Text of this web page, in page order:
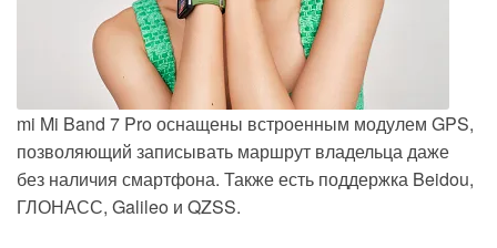
mi Mi Band 7 Pro оснащены встроенным модулем GPS,
позволяющий записывать маршрут владельца даже
без наличия смартфона. Также есть поддержка Beidou,
ГЛОНАСС, Galileo и QZSS.